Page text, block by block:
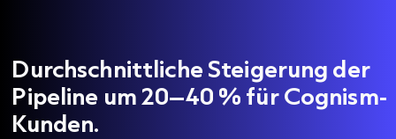
Durchschnittliche Steigerung der
Pipeline um 20–40 % für Cognism-
Kunden.